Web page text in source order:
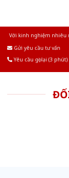
Với kinh nghiệm nhiêu
Gửi yêu cầu tư vấn
Yêu cầu gọi lại (3 phút)